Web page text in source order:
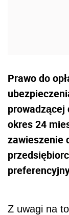
Prawo do
prowadzącej
okres 24
zawieszenie
Z uwagi na